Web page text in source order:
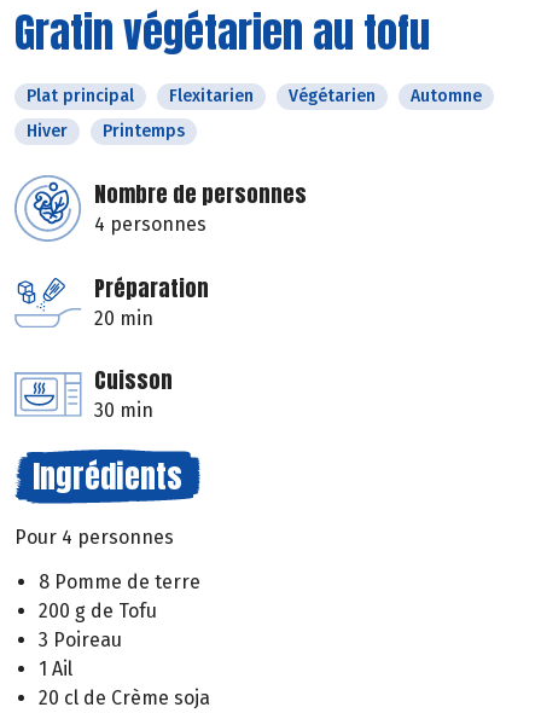
Gratin végétarien au tofu
Plat principal Flexitarien Végétarien
Automne
Hiver
Printemps
Nombre de personnes
4 personnes
Préparation
20 min
Cuisson
30 min
Ingrédients
Pour 4 personnes
8 Pomme de terre
200 g de Tofu
3 Poireau
1 Ail
20 cl de Crème soja